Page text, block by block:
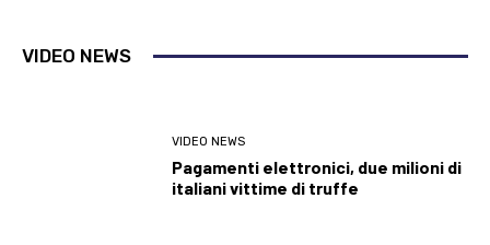
VIDEO NEWS
VIDEO NEWS
Pagamenti elettronici, due milioni di
italiani vittime di truffe